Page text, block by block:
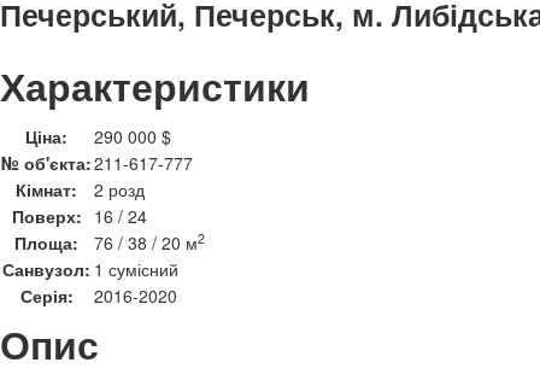
Печерський, Печерськ, м.
Характеристики
Ціна:
290 000 $
№ об'єкта:211-617-777
Кімнат:
2 розд
Поверх: 16 / 24
Площа:
76 / 38 / 20 м2
Санвузол: 1 сумісний
Серія:
2016-2020
Опис